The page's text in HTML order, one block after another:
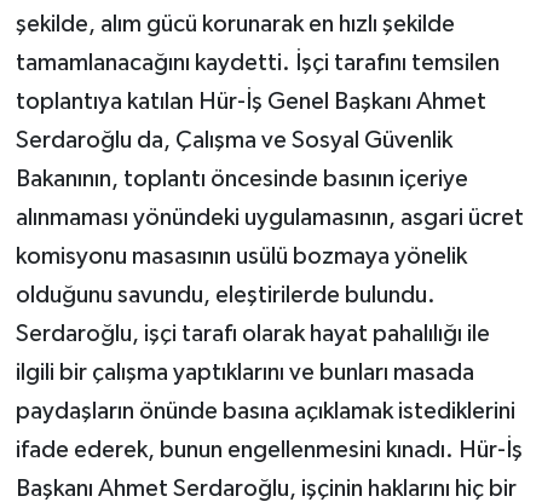
şekilde, alım gücü korunarak en hızlı şekilde
tamamlanacağını kaydetti. İşçi tarafını temsilen
toplantıya katılan Hür-İş Genel Başkanı Ahmet
Serdaroğlu da, Çalışma ve Sosyal Güvenlik
Bakanının, toplantı öncesinde basının içeriye
alınmaması yönündeki uygulamasının, asgari ücret
komisyonu masasının usülü bozmaya yönelik
olduğunu savundu, eleştirilerde bulundu.
Serdaroğlu, işçi tarafı olarak hayat pahalılığı ile
ilgili bir çalışma yaptıklarını ve bunları masada
paydaşların önünde basına açıklamak istediklerini
ifade ederek, bunun engellenmesini kınadı. Hür-İş
Başkanı Ahmet Serdaroğlu, işçinin haklarını hiç bir